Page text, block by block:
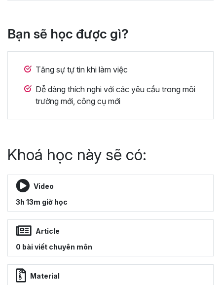
Bạn sẽ học được gì?
Tăng sự tự tin khi làm việc
Dễ dàng thích nghi với các yêu cầu trong môi
trường mới, công cụ mới
Khoá học này sẽ có:
Video
3h 13m giờ học
Article
0 bài viết chuyên môn
Material